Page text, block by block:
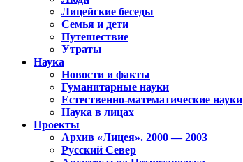
Лицейские беседы
Семья и дети
Путешествие
Утраты
Наука
Новости и факты
Гуманитарные науки
Естественно-математические науки
Наука в лицах
Проекты
Архив «Лицея». 2000 — 2003
Русский Север